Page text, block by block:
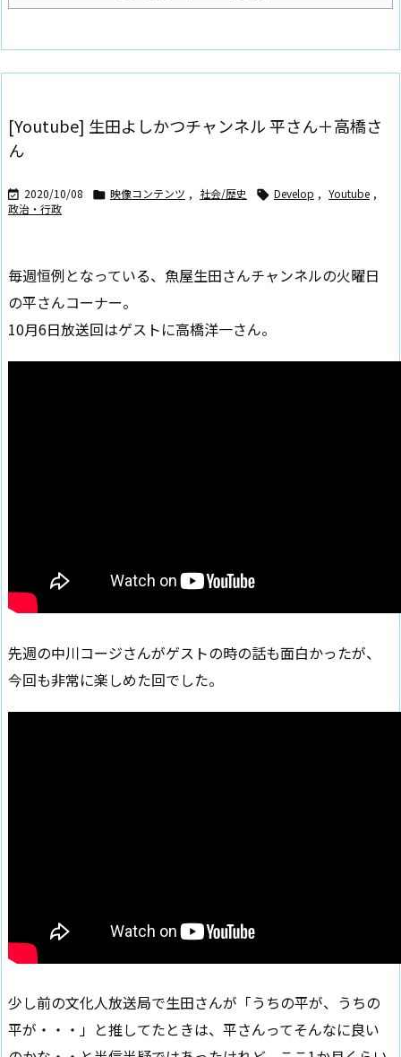
[Youtube] 生田よしかつチャンネル 平さん＋高橋さ
ん
 2020/10/08  映像コンテンツ , 社会/歴史  Develop , Youtube ,
政治・行政
毎週恒例となっている、魚屋生田さんチャンネルの火曜日
の平さんコーナー。
10月6日放送回はゲストに高橋洋一さん。
先週の中川コージさんがゲストの時の話も面白かったが、
今回も非常に楽しめた回でした。
少し前の文化人放送局で生田さんが「うちの平が、うちの
平が・・・」と推してたときは、平さんってそんなに良い